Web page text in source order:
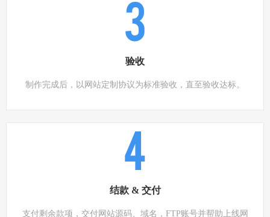
3
验收
制作完成后，以网站定制协议为标准验收，直至验收达标。
4
结款 & 交付
支付剩余款项，交付网站源码、域名，FTP账号并帮助上线网